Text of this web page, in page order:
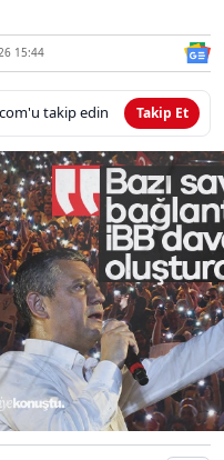
15:44
takip edin Takip Et